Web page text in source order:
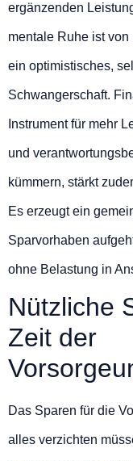
ergänzenden
mentale Ruhe ist
ein optimistisches,
Schwangerschaft.
Instrument für mehr
und
kümmern, stärkt
Es erzeugt ein
Sparvorhaben
ohne Belastung in
Nützliche
Zeit der
Das Sparen für die
alles verzichten